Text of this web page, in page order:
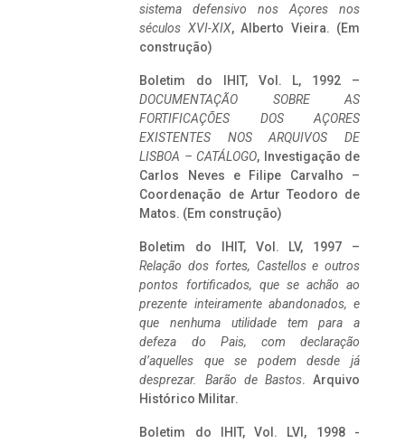
sistema defensivo nos Açores nos
séculos XVI-XIX, Alberto Vieira. (Em
construção)
Boletim do IHIT, Vol. L, 1992 –
DOCUMENTAÇÃO SOBRE AS
FORTIFICAÇÕES DOS AÇORES
EXISTENTES NOS ARQUIVOS DE
LISBOA – CATÁLOGO, Investigação de
Carlos Neves e Filipe Carvalho –
Coordenação de Artur Teodoro de
Matos. (Em construção)
Boletim do IHIT, Vol. LV, 1997 –
Relação dos fortes, Castellos e outros
pontos fortificados, que se achão ao
prezente inteiramente abandonados, e
que nenhuma utilidade tem para a
defeza do Pais, com declaração
d’aquelles que se podem desde já
desprezar. Barão de Bastos. Arquivo
Histórico Militar.
Boletim do IHIT, Vol. LVI, 1998 -